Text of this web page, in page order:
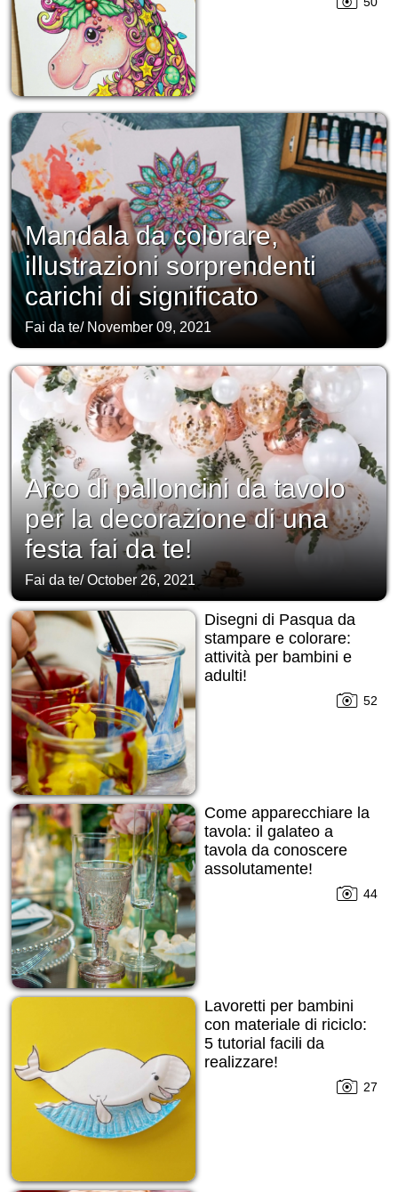
Mandala da colorare,
illustrazioni sorprendenti
carichi di significato
Fai da te/ November 09, 2021
Arco di palloncini da tavolo
per la decorazione di una
festa fai da te!
Fai da te/October 26, 2021
Disegni di Pasqua da
stampare e colorare:
attività per bambini e
adulti!
52
Come apparecchiare la
tavola: il galateo a
tavola da conoscere
assolutamente!
44
Lavoretti per bambini
con materiale di riciclo:
5 tutorial facili da
realizzare!
27